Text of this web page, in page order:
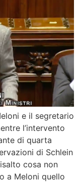
e il segretario
l’intervento
di quarta
di Schlein
cosa non
a Meloni quello